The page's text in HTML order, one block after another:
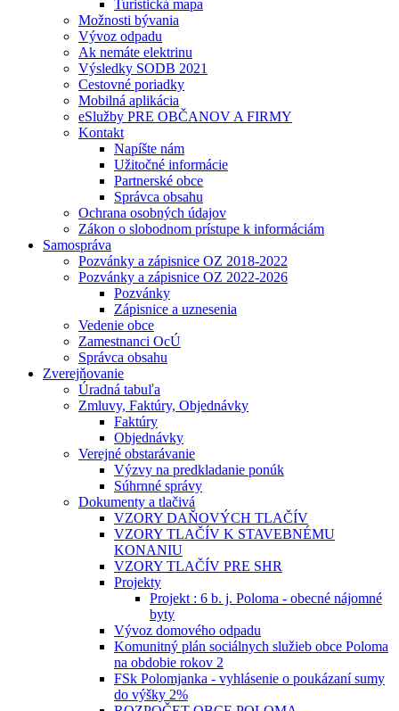
Turistická mapa
Možnosti bývania
Vývoz odpadu
Ak nemáte elektrinu
Výsledky SODB 2021
Cestovné poriadky
Mobilná aplikácia
eSlužby PRE OBČANOV A FIRMY
Kontakt
Napíšte nám
Užitočné informácie
Partnerské obce
Správca obsahu
Ochrana osobných údajov
Zákon o slobodnom prístupe k informáciám
Samospráva
Pozvánky a zápisnice OZ 2018-2022
Pozvánky a zápisnice OZ 2022-2026
Pozvánky
Zápisnice a uznesenia
Vedenie obce
Zamestnanci OcÚ
Správca obsahu
Zverejňovanie
Úradná tabuľa
Zmluvy, Faktúry, Objednávky
Faktúry
Objednávky
Verejné obstarávanie
Výzvy na predkladanie ponúk
Súhrnné správy
Dokumenty a tlačivá
VZORY DAŇOVÝCH TLAČÍV
VZORY TLAČÍV K STAVEBNÉMU
KONANIU
VZORY TLAČÍV PRE SHR
Projekty
Projekt : 6 b. j. Poloma - obecné nájomné
byty
Vývoz domového odpadu
Komunitný plán sociálnych služieb obce Poloma
na obdobie rokov 2
FSk Polomjanka - vyhlásenie o poukázaní sumy
do výšky 2%